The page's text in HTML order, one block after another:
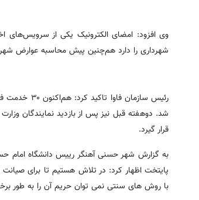
وی افزود: امضای الکترونیک یکی از سرویس‌های
شهرداری را دارد هم‌چنین پیش محاسبه عوارض
رئیس
شد. دوهفته قبل نیز پس از بازدید نمایندگان
قرار گیرد.
به گزارش شهر حسنی آهنگر رییس دانشگاه امام
پایتخت اظهار کرد: در تلاش هستیم تا برای
با روش های سنتی نمی توان حریم آن را به طور